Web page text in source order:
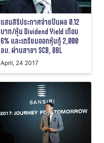
แสนสิริประกาศจ่ายปันผล 0.12
บาท/หุ้น Dividend Yield เกือบ
6% และเตรียมออกหุ้นกู้ 2,000
ลบ. ผ่านสาขา SCB, BBL
April, 24 2017